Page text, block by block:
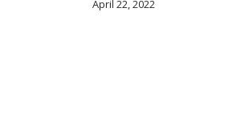
April 22, 2022